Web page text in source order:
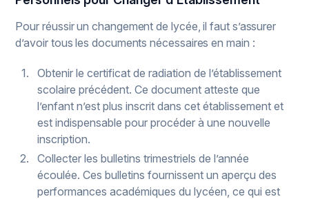
Pour réussir un changement de lycée, il faut s’assurer
d’avoir tous les documents nécessaires en main :
Obtenir le certificat de radiation de l’établissement
scolaire précédent. Ce document atteste que
l’enfant n’est plus inscrit dans cet établissement et
est indispensable pour procéder à une nouvelle
inscription.
Collecter les bulletins trimestriels de l’année
écoulée. Ces bulletins fournissent un aperçu des
performances académiques du lycéen, ce qui est